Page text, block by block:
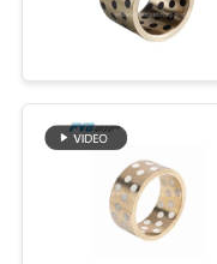
HAKKIMIZDA
FABRIKA
TURU
KALITESarılı